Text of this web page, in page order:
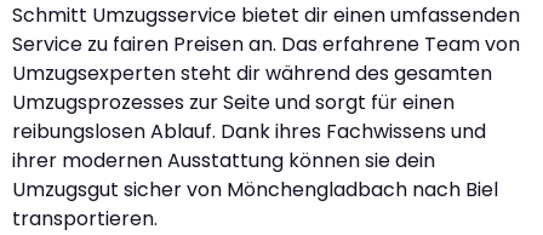
Schmitt Umzugsservice bietet dir einen umfassenden
Service zu fairen Preisen an. Das erfahrene Team von
Umzugsexperten steht dir während des gesamten
Umzugsprozesses zur Seite und sorgt für einen
reibungslosen Ablauf. Dank ihres Fachwissens und
ihrer modernen Ausstattung können sie dein
Umzugsgut sicher von Mönchengladbach nach Biel
transportieren.